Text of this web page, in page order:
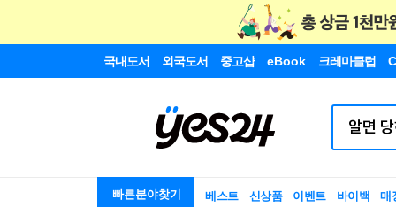
국내도서 외국도서 중고샵 eBook 크레마클럽
빠른분야찾기 베스트 신상품 이벤트 바이백 매